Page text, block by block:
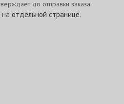
до отправки заказа.
на отдельной странице.